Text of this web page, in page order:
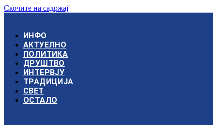
Скочите на садржај
ИНФО
АКТУЕЛНО
ПОЛИТИКА
ДРУШТВО
ИНТЕРВЈУ
ТРАДИЦИЈА
СВЕТ
ОСТАЛО